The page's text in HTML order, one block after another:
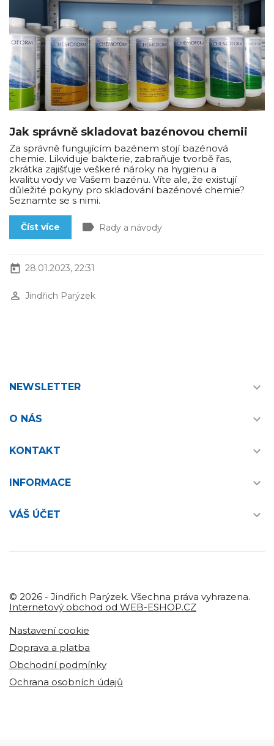
Jak správně skladovat bazénovou chemii
Za správně fungujícím bazénem stojí bazénová
chemie. Likviduje bakterie, zabraňuje tvorbě řas,
zkrátka zajišťuje veškeré nároky na hygienu a
kvalitu vody ve Vašem bazénu. Víte ale, že existují
důležité pokyny pro skladování bazénové chemie?
Seznamte se s nimi.
Číst více label Rady a návody
today 28.01.2023, 22:31
perm_identity Jindřich Parýzek
NEWSLETTER 
O NÁS 
KONTAKT 
INFORMACE 
VÁŠ ÚČET 
© 2026 - Jindřich Parýzek. Všechna práva vyhrazena.
Internetový obchod od WEB-ESHOP.CZ
Nastavení cookie
Doprava a platba
Obchodní podmínky
Ochrana osobních údajů